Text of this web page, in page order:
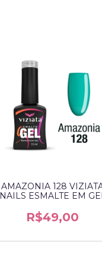
AMAZONIA 128
NAILS ESMALTE EM
R$49,00